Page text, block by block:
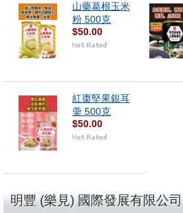
山藥葛根玉米
粉 500克
$50.00
紅棗堅果銀耳
羮 500克
$50.00
明豐 (樂見) 國際發展有限公司